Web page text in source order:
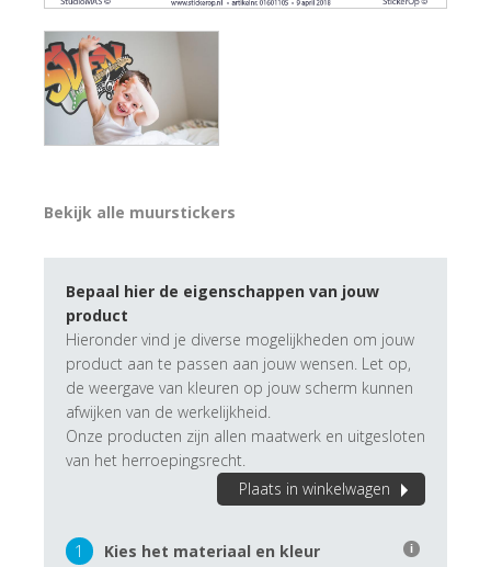
Bekijk alle muurstickers
Bepaal hier de eigenschappen van jouw
product
Hieronder vind je diverse mogelijkheden om jouw
product aan te passen aan jouw wensen. Let op,
de weergave van kleuren op jouw scherm kunnen
afwijken van de werkelijkheid.
Onze producten zijn allen maatwerk en uitgesloten
van het herroepingsrecht.
Plaats in winkelwagen
1 Kies het materiaal en kleur i